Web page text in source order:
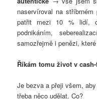
naservíroval na
patřit mezi 10 % lidí,
podnikáním,
samozřejmě i penězi,
Říkám tomu život v
Je bezva a přeji všem,
třeba něco udělat. Co?